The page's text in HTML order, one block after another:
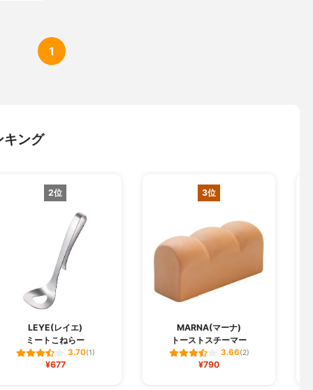
1
キング
2位
LEYE(レイエ)
ミートこねらー
3.70(1)
¥677
3位
MARNA(マーナ)
トーストスチーマー
3.66(2)
¥790